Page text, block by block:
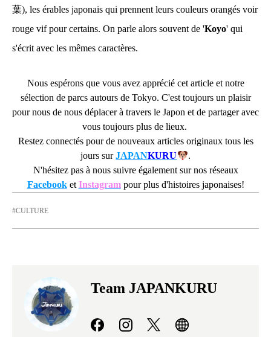
葉), les érables japonais qui prennent leurs couleurs orangés voir
rouge vif pour certains. On parle alors souvent de 'Koyo' qui
s'écrit avec les mêmes caractères.
Nous espérons que vous avez apprécié cet article et notre
sélection de parcs autours de Tokyo. C'est toujours un plaisir
pour nous de nous déplacer à travers le Japon et de partager avec
vous toujours plus de lieux.
Restez connectés pour de nouveaux articles originaux tous les
jours surJAPANKURU
.
N'hésitez pas à nous suivre également sur nos réseaux
Facebooket Instagrampour plus d'histoires japonaises!
CULTURE
Team JAPANKURU